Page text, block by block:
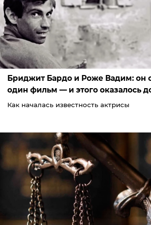
Бриджит Бардо и Роже Вадим: он
один фильм — и этого оказалось
Как началась известность актрисы